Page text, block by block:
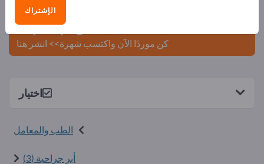
انشر شركتك ومنتجاتك على
Exportpages.
كن موردًا الآن واكتسب شهرة>> انشر هنا
اختيار
الطب والمعامل
أبر جراحية (3)
الإشتراك